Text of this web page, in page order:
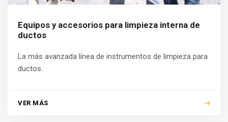
Equipos y accesorios para limpieza interna de
ductos
La más avanzada línea de instrumentos de limpieza para
ductos.
VER MÁS